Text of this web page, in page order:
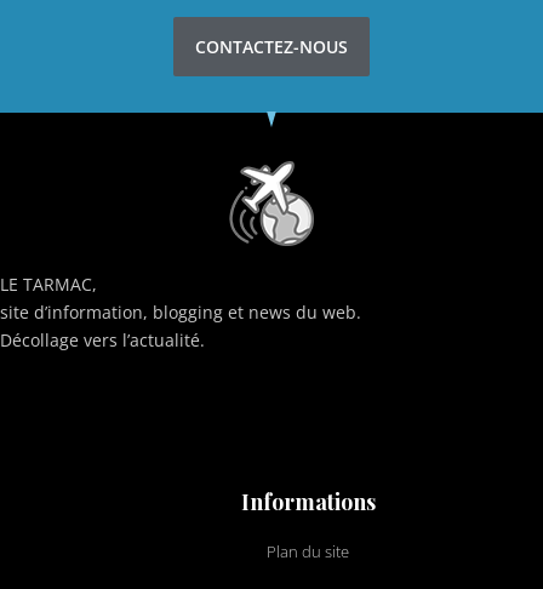
CONTACTEZ-NOUS
LE TARMAC,
site d’information, blogging et news du web.
Décollage vers l’actualité.
Informations
Plan du site